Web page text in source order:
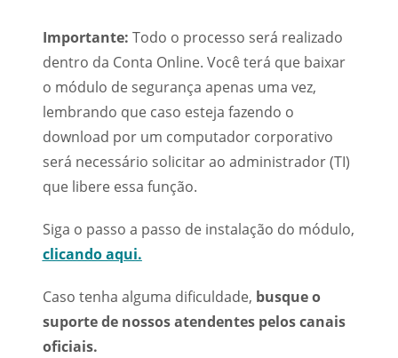
Importante: Todo o processo será realizado
dentro da Conta Online. Você terá que baixar
o módulo de segurança apenas uma vez,
lembrando que caso esteja fazendo o
download por um computador corporativo
será necessário solicitar ao administrador (TI)
que libere essa função.
Siga o passo a passo de instalação do módulo,
clicando aqui.
Caso tenha alguma dificuldade, busque o
suporte de nossos atendentes pelos canais
oficiais.